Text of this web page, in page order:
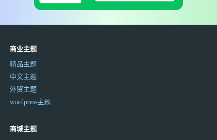
商业主题
精品主题
中文主题
外贸主题
wordpress主题
商城主题